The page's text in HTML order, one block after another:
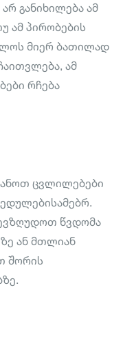
განიხილება ამ
ამ პირობების
მიერ ბათილად
ამ
რჩება
ცვლილებები
წვდომა
ან მთლიან
შორის